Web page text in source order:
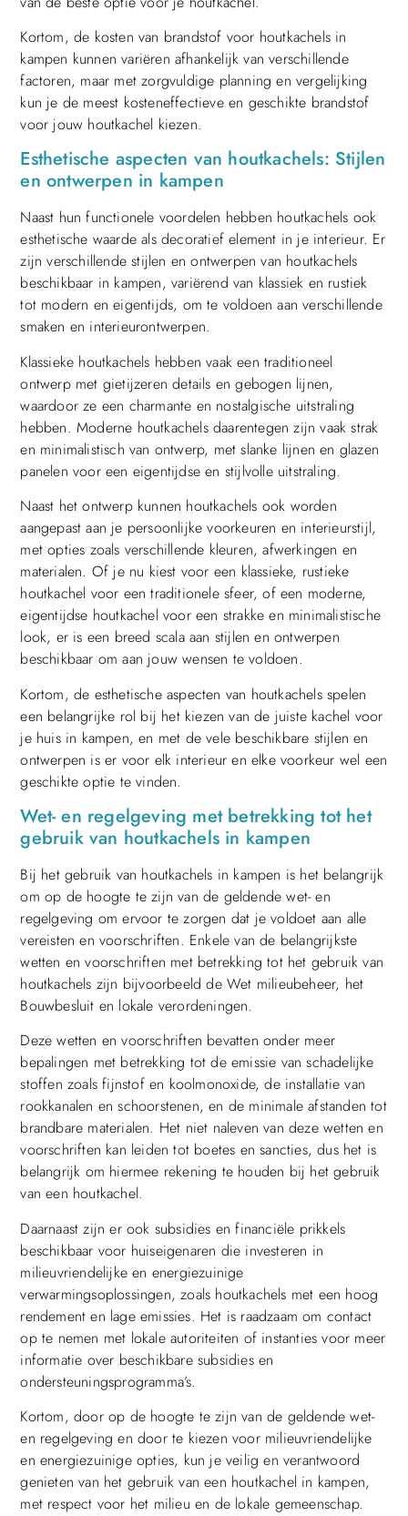
Kortom, de kosten van brandstof voor houtkachels in
kampen kunnen variëren afhankelijk van verschillende
factoren, maar met zorgvuldige planning en vergelijking
kun je de meest kosteneffectieve en geschikte brandstof
voor jouw houtkachel kiezen.
Esthetische aspecten van houtkachels: Stijlen
en ontwerpen in kampen
Naast hun functionele voordelen hebben houtkachels ook
esthetische waarde als decoratief element in je interieur. Er
zijn verschillende stijlen en ontwerpen van houtkachels
beschikbaar in kampen, variërend van klassiek en rustiek
tot modern en eigentijds, om te voldoen aan verschillende
smaken en interieurontwerpen.
Klassieke houtkachels hebben vaak een traditioneel
ontwerp met gietijzeren details en gebogen lijnen,
waardoor ze een charmante en nostalgische uitstraling
hebben. Moderne houtkachels daarentegen zijn vaak strak
en minimalistisch van ontwerp, met slanke lijnen en glazen
panelen voor een eigentijdse en stijlvolle uitstraling.
Naast het ontwerp kunnen houtkachels ook worden
aangepast aan je persoonlijke voorkeuren en interieurstijl,
met opties zoals verschillende kleuren, afwerkingen en
materialen. Of je nu kiest voor een klassieke, rustieke
houtkachel voor een traditionele sfeer, of een moderne,
eigentijdse houtkachel voor een strakke en minimalistische
look, er is een breed scala aan stijlen en ontwerpen
beschikbaar om aan jouw wensen te voldoen.
Kortom, de esthetische aspecten van houtkachels spelen
een belangrijke rol bij het kiezen van de juiste kachel voor
je huis in kampen, en met de vele beschikbare stijlen en
ontwerpen is er voor elk interieur en elke voorkeur wel een
geschikte optie te vinden.
Wet- en regelgeving met betrekking tot het
gebruik van houtkachels in kampen
Bij het gebruik van houtkachels in kampen is het belangrijk
om op de hoogte te zijn van de geldende wet- en
regelgeving om ervoor te zorgen dat je voldoet aan alle
vereisten en voorschriften. Enkele van de belangrijkste
wetten en voorschriften met betrekking tot het gebruik van
houtkachels zijn bijvoorbeeld de Wet milieubeheer, het
Bouwbesluit en lokale verordeningen.
Deze wetten en voorschriften bevatten onder meer
bepalingen met betrekking tot de emissie van schadelijke
stoffen zoals fijnstof en koolmonoxide, de installatie van
rookkanalen en schoorstenen, en de minimale afstanden tot
brandbare materialen. Het niet naleven van deze wetten en
voorschriften kan leiden tot boetes en sancties, dus het is
belangrijk om hiermee rekening te houden bij het gebruik
van een houtkachel.
Daarnaast zijn er ook subsidies en financiële prikkels
beschikbaar voor huiseigenaren die investeren in
milieuvriendelijke en energiezuinige
verwarmingsoplossingen, zoals houtkachels met een hoog
rendement en lage emissies. Het is raadzaam om contact
op te nemen met lokale autoriteiten of instanties voor meer
informatie over beschikbare subsidies en
ondersteuningsprogramma’s.
Kortom, door op de hoogte te zijn van de geldende wet-
en regelgeving en door te kiezen voor milieuvriendelijke
en energiezuinige opties, kun je veilig en verantwoord
genieten van het gebruik van een houtkachel in kampen,
met respect voor het milieu en de lokale gemeenschap.